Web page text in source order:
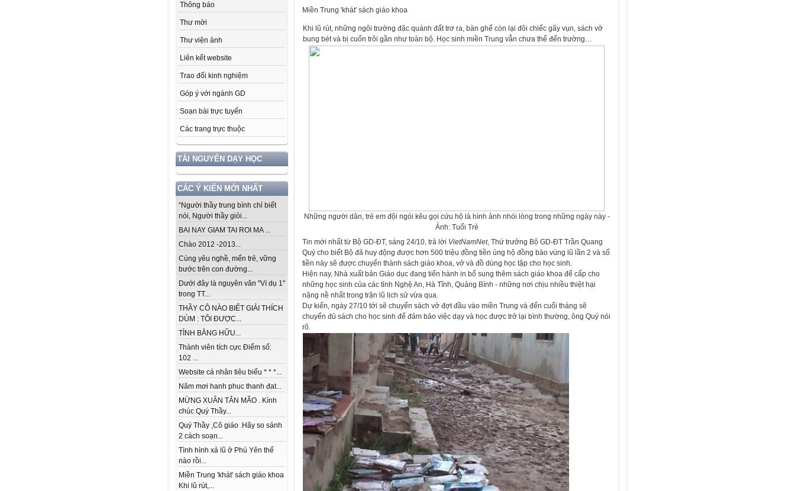
Thông báo
Thư mời
Thư viện ảnh
Liên kết website
Trao đổi kinh nghiệm
Góp ý với ngành GD
Soạn bài trực tuyến
Các trang trực thuộc
TÀI NGUYÊN DẠY HỌC
CÁC Ý KIẾN MỚI NHẤT
“Người thầy trung bình chỉ biết
nói, Người thầy giỏi...
BAI NAY GIAM TAI ROI MA ...
Chào 2012 -2013...
Cùng yêu nghề, mến trẻ, vững
bước trên con đường...
Dưới đây là nguyên văn "Ví dụ 1"
trong TT...
THẦY CÔ NÀO BIẾT GIẢI THÍCH
DÙM : TÔI ĐƯỢC...
TÌNH BẰNG HỮU...
Thành viên tích cực Điểm số:
102 ...
Website cá nhân tiêu biểu * * *...
Năm mơi hanh phuc thanh đat...
MỪNG XUÂN TÂN MÃO . Kính
chúc Quý Thầy...
Quý Thầy ,Cô giáo .Hãy so sánh
2 cách soạn...
Tình hình xả lũ ở Phú Yên thế
nào rồi...
Miền Trung 'khát' sách giáo khoa
Khi lũ rút,...
Miền Trung 'khát' sách giáo khoa
Khi lũ rút, những ngôi trường đặc quánh đất trơ ra, bàn ghế còn lại đôi chiếc gãy vụn, sách vở
bung bét và bị cuốn trôi gần như toàn bộ. Học sinh miền Trung vẫn chưa thể đến trường…
Những người dân, trẻ em đội ngói kêu gọi cứu hộ là hình ảnh nhói lòng trong những ngày này -
Ảnh: Tuổi Trẻ
Tin mới nhất từ Bộ GD-ĐT, sáng 24/10, trả lời VietNamNet, Thứ trưởng Bộ GD-ĐT Trần Quang
Quý cho biết Bộ đã huy động được hơn 500 triệu đồng tiền ủng hộ đồng bào vùng lũ lần 2 và số
tiền này sẽ được chuyển thành sách giáo khoa, vở và đồ dùng học tập cho học sinh.
Hiện nay, Nhà xuất bản Giáo dục đang tiến hành in bổ sung thêm sách giáo khoa để cấp cho
những học sinh của các tỉnh Nghệ An, Hà Tĩnh, Quảng Bình - những nơi chịu nhiều thiệt hại
nặng nề nhất trong trận lũ lịch sử vừa qua.
Dự kiến, ngày 27/10 tới sẽ chuyển sách vở đợt đầu vào miền Trung và đến cuối tháng sẽ
chuyển đủ sách cho học sinh để đảm bảo việc dạy và học được trở lại bình thường, ông Quý nói
rõ.